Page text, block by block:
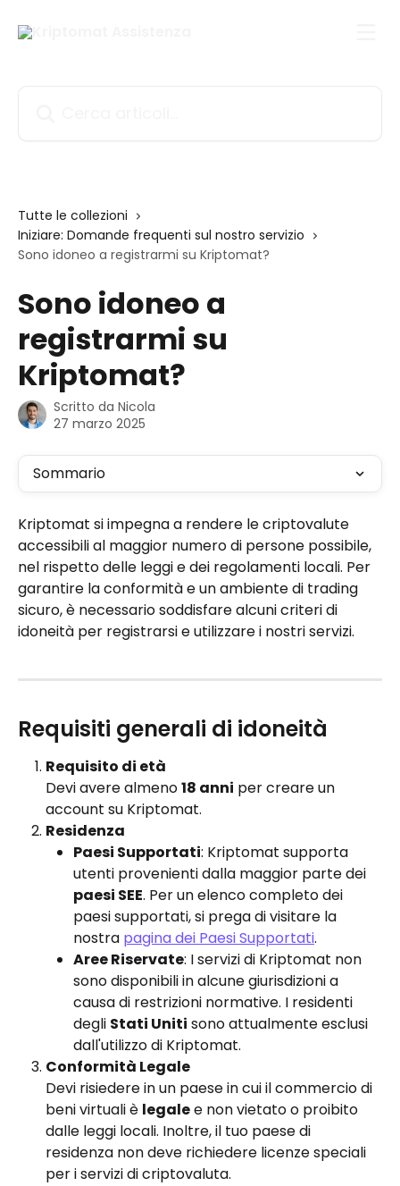
Tutte le collezioni
Iniziare: Domande frequenti sul nostro servizio
Sono idoneo a registrarmi su Kriptomat?
Sono idoneo a
registrarmi su
Kriptomat?
Scritto da Nicola
27 marzo 2025
Sommario
Kriptomat si impegna a rendere le criptovalute
accessibili al maggior numero di persone possibile,
nel rispetto delle leggi e dei regolamenti locali. Per
garantire la conformità e un ambiente di trading
sicuro, è necessario soddisfare alcuni criteri di
idoneità per registrarsi e utilizzare i nostri servizi.
Requisiti generali di idoneità
Requisito di età
Devi avere almeno 18 anni per creare un
account su Kriptomat.
Residenza
Paesi Supportati: Kriptomat supporta
utenti provenienti dalla maggior parte dei
paesi SEE. Per un elenco completo dei
paesi supportati, si prega di visitare la
nostra pagina dei Paesi Supportati.
Aree Riservate: I servizi di Kriptomat non
sono disponibili in alcune giurisdizioni a
causa di restrizioni normative. I residenti
degli Stati Uniti sono attualmente esclusi
dall'utilizzo di Kriptomat.
Conformità Legale
Devi risiedere in un paese in cui il commercio di
beni virtuali è legale e non vietato o proibito
dalle leggi locali. Inoltre, il tuo paese di
residenza non deve richiedere licenze speciali
per i servizi di criptovaluta.